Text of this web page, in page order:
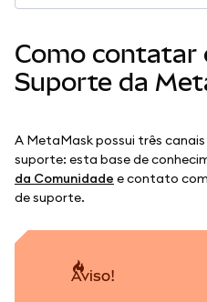
Mais web3
Fique em
Como contatar
Suporte da
A MetaMask possui três
suporte: esta base de
da Comunidade e contato
de suporte.
Aviso!